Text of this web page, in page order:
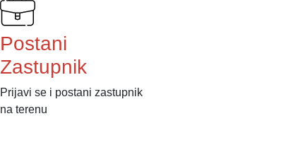
Postani
Zastupnik
Prijavi se i postani zastupnik
na terenu